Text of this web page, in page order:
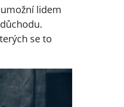
lidem
se to